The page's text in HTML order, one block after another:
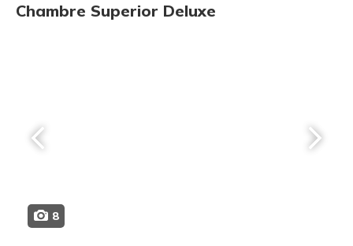
Chambre Superior Deluxe
8